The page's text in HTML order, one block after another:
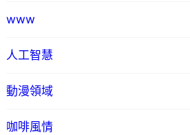
www
人工智慧
動漫領域
咖啡風情